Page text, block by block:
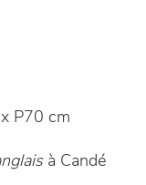
P70 cm
à Candé